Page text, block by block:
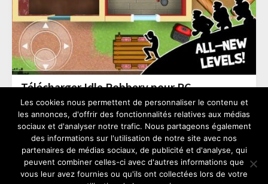
Télécharger Idle Robbery pour PC
JEUX
Les cookies nous permettent de personnaliser le contenu et
les annonces, d'offrir des fonctionnalités relatives aux médias
sociaux et d'analyser notre trafic. Nous partageons également
des informations sur l'utilisation de notre site avec nos
partenaires de médias sociaux, de publicité et d'analyse, qui
peuvent combiner celles-ci avec d'autres informations que
vous leur avez fournies ou qu'ils ont collectées lors de votre